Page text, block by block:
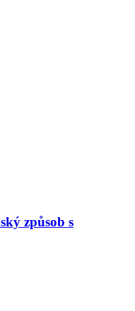
způsob s